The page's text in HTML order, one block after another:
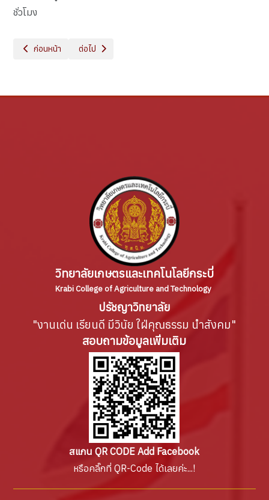
ชั่วโมง
เนื้อหาก่อนหน้า: ข้อมูลสถานศึกษา
ก่อนหน้า เนื้อหาถัดไป: ข้อมูลนักเรียน นักศึกษา
ต่อไป
วิทยาลัยเกษตรและเทคโนโลยีกระบี่
Krabi College of Agriculture and Technology
ปรัชญาวิทยาลัย
"งานเด่น เรียนดี มีวินัย ใฝ่คุณธรรม นำสังคม"
สอบถามข้อมูลเพิ่มเติม
สแกน QR CODE Add Facebook
หรือคลิ๊กที่ QR-Code ได้เลยค่ะ...!